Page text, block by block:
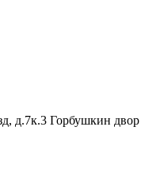
д.7к.3 Горбушкин двор